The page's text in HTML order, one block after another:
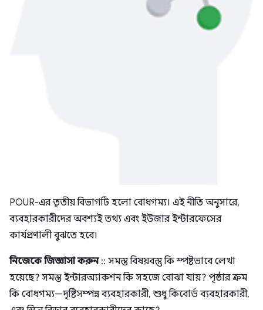
POUR-এর তৃতীয় বিভাগটি হলো বোধগম্য। এই নীতি অনুসারে,
ব্যবহারকারীদের অবশ্যই তথ্য এবং ইউজার ইন্টারফেসের
কার্যপ্রণালী বুঝতে হবে।
নিজেকে জিজ্ঞাসা করুন:: সমস্ত বিষয়বস্তু কি স্পষ্টভাবে লেখা
হয়েছে? সমস্ত ইন্টারঅ্যাকশন কি সহজে বোঝা যায়? পৃষ্ঠার ক্রম
কি বোধগম্য—দৃষ্টিসম্পন্ন ব্যবহারকারী, শুধু কিবোর্ড ব্যবহারকারী,